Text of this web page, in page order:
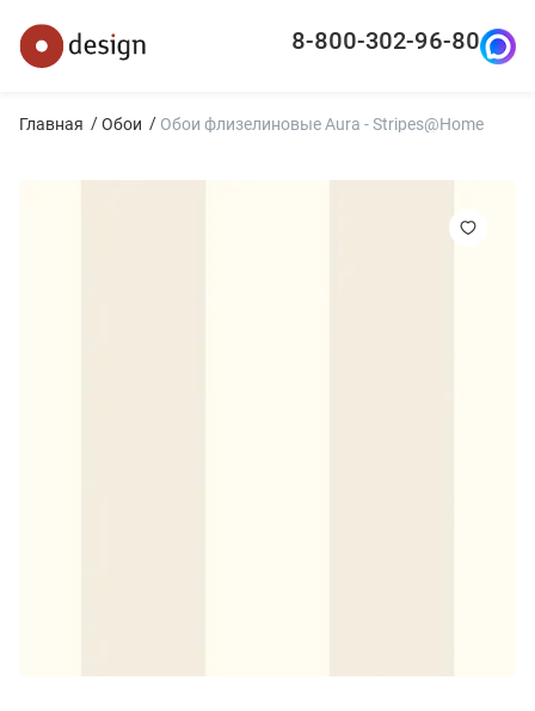
8-800-302-96-80
Главная Обои Обои флизелиновые Aura - Stripes@Home